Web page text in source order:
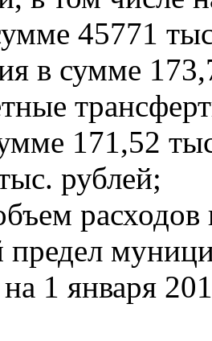
45771
в сумме
171,52
рублей;
расходов
1 января